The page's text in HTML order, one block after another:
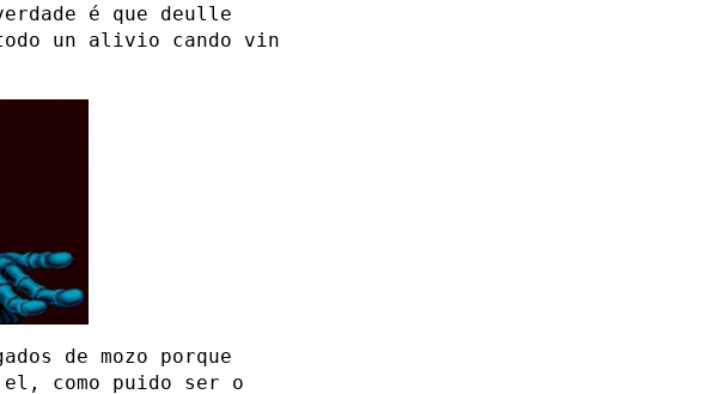
é que deulle
un alivio cando vin
de mozo porque
como puido ser o